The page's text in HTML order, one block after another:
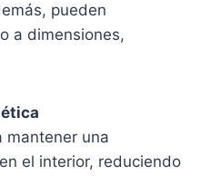
pueden
a dimensiones,
mantener una
el interior, reduciendo